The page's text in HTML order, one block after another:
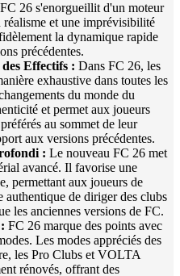
FC 26 s'enorgueillit d'un moteur
et une imprévisibilité
la dynamique rapide
précédentes.
Effectifs : Dans FC 26, les
exhaustive dans toutes les
du monde du
et permet aux joueurs
au sommet de leur
aux versions précédentes.
: Le nouveau FC 26 met
avancé. Il favorise une
permettant aux joueurs de
authentique de diriger des clubs
les anciennes versions de FC.
FC 26 marque des points avec
Les modes appréciés des
les Pro Clubs et VOLTA
rénovés, offrant des